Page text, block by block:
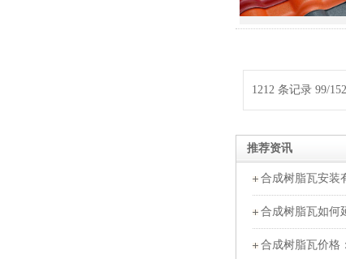
1212 条记录 99/
推荐资讯
合成树脂瓦安装
合成树脂瓦如何
合成树脂瓦价格